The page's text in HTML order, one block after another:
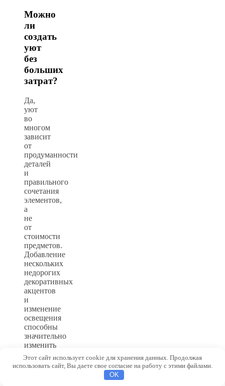
Можно
ли
создать
уют
без
больших
затрат?
Да,
уют
во
многом
зависит
от
продуманности
деталей
и
правильного
сочетания
элементов,
а
не
от
стоимости
предметов.
Добавление
нескольких
недорогих
декоративных
акцентов
и
изменение
освещения
способны
значительно
изменить
атмосферу.
Этот сайт использует cookie для хранения данных. Продолжая
использовать сайт, Вы даете свое согласие на работу с этими файлами.
OK